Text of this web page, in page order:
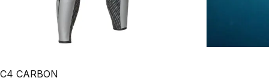
C4 CARBON